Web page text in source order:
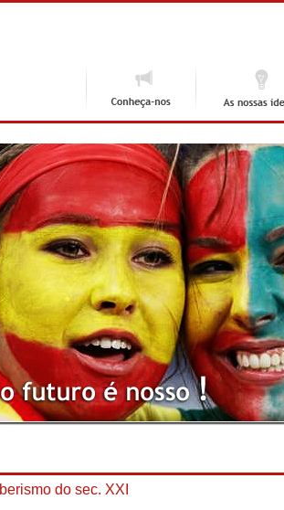
Iberismo do sec. XXI